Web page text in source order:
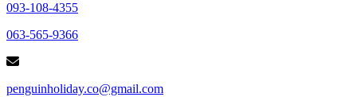
093-108-4355
063-565-9366
penguinholiday.co@gmail.com